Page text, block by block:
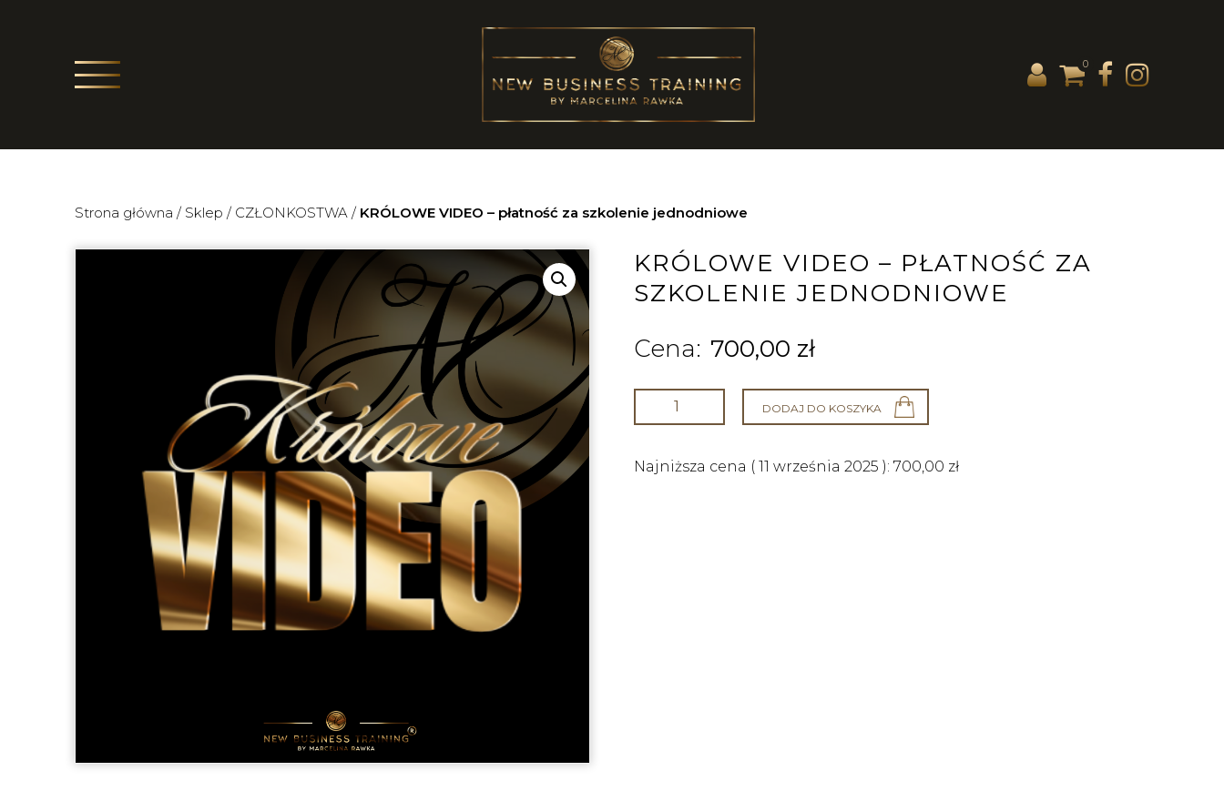
0
Strona główna / Sklep / CZŁONKOSTWA / KRÓLOWE VIDEO – płatność za szkolenie jednodniowe
KRÓLOWE VIDEO – PŁATNOŚĆ ZA
SZKOLENIE JEDNODNIOWE
700,00 zł
DODAJ DO KOSZYKA
Najniższa cena (11 września 2025 ): 700,00 zł